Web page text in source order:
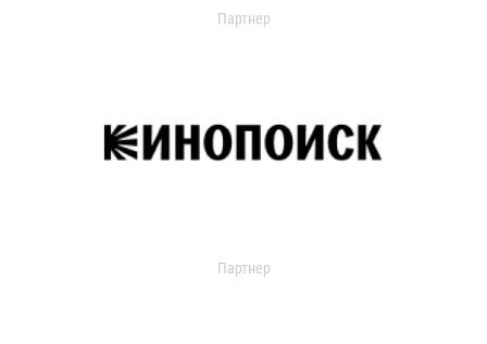
Партнер
Партнер